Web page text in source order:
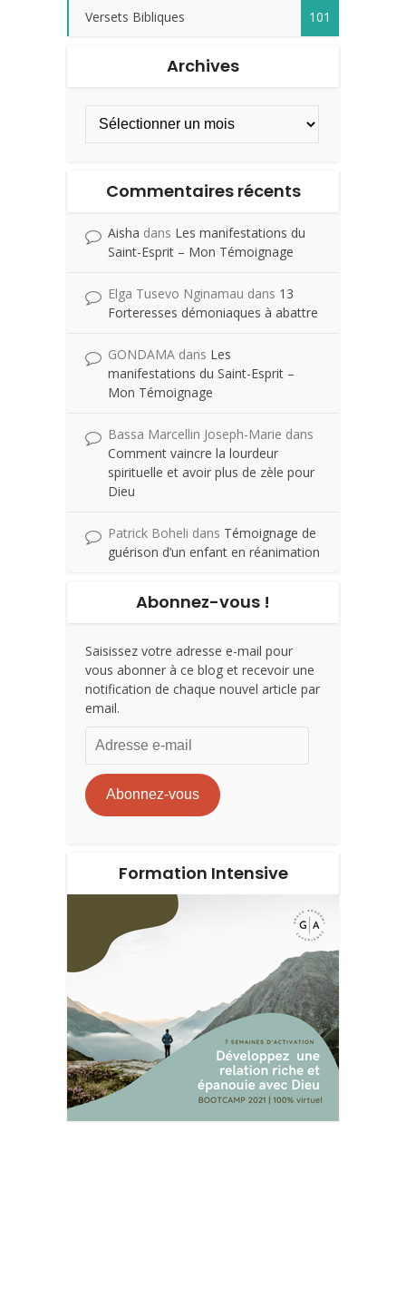
Versets Bibliques 101
Archives
Commentaires récents
Aisha dans Les manifestations du
Saint-Esprit – Mon Témoignage
Elga Tusevo Nginamau dans 13
Forteresses démoniaques à abattre
GONDAMA dans Les
manifestations du Saint-Esprit –
Mon Témoignage
Bassa Marcellin Joseph-Marie dans
Comment vaincre la lourdeur
spirituelle et avoir plus de zèle pour
Dieu
Patrick Boheli dans Témoignage de
guérison d’un enfant en réanimation
Abonnez-vous !
Saisissez votre adresse e-mail pour
vous abonner à ce blog et recevoir une
notification de chaque nouvel article par
email.
Adresse
e-
mail
Abonnez-vous
Formation Intensive